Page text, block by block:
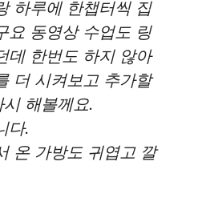
하루에 한챕터씩 집
요 동영상 수업도 링
데 한번도 하지 않아
더 시켜보고 추가할
해볼께요.
다.
온 가방도 귀엽고 깔